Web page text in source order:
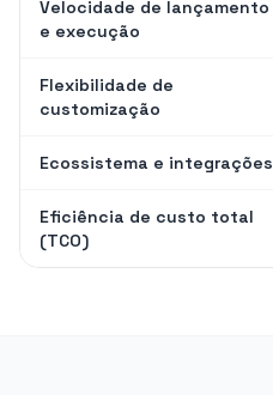
Velocidade de lançamento
e execução
Flexibilidade de
customização
Ecossistema e integrações
Eficiência de custo total
(TCO)